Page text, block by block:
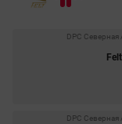
DPC
Felt
DPC